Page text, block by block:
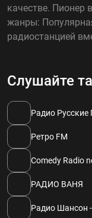
качестве. Пионер
жанры:
радиостанцией
Слушайте
Радио Русские
Ретро FM
Comedy Radio
РАДИО ВАНЯ
Радио Шансон